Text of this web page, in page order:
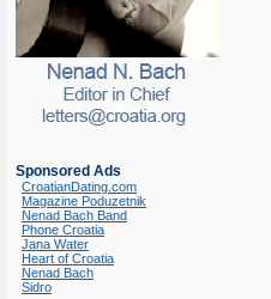
Sponsored Ads
CroatianDating.com
Magazine Poduzetnik
Nenad Bach Band
Phone Croatia
Jana Water
Heart of Croatia
Nenad Bach
Sidro